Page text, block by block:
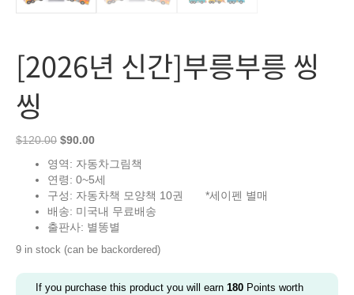
[2026년 신간]부릉부릉 씽
씽
$120.00 Original
was:
$120.00.
$90.00Current
is:
$90.00.
영역: 자동차그림책
연령: 0~5세
구성: 자동차책 모양책 10권 *세이펜 별매
배송: 미국내 무료배송
출판사: 별똥별
9 in stock (can be backordered)
If you purchase this product you will earn 180 Points worth